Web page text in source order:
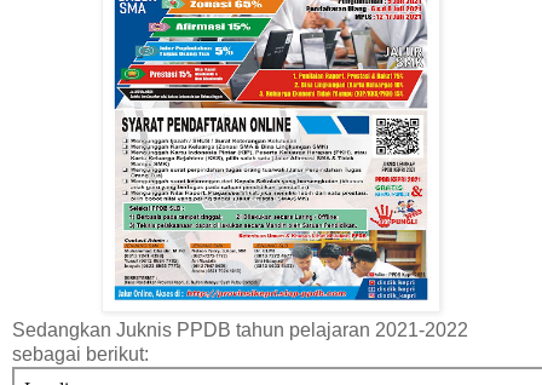
Sedangkan Juknis PPDB tahun pelajaran 2021-2022
sebagai berikut: